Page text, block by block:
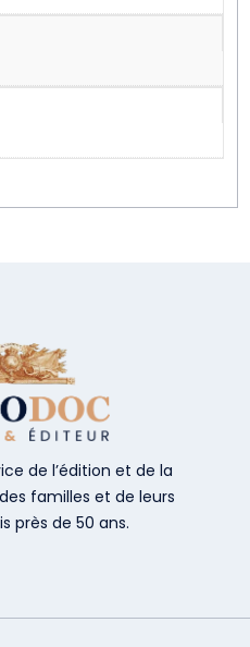
de l’édition et de la
familles et de leurs
près de 50 ans.